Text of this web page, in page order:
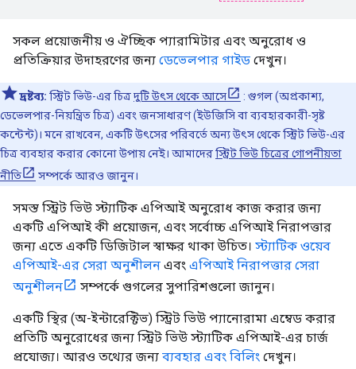
সকল প্রয়োজনীয় ও ঐচ্ছিক প্যারামিটার এবং অনুরোধ ও
প্রতিক্রিয়ার উদাহরণের জন্য ডেভেলপার গাইড দেখুন।
দ্রষ্টব্য: স্ট্রিট ভিউ-এর চিত্রদুটি উৎস থেকে আসে
: গুগল (অপ্রকাশ্য,
ডেভেলপার-নিয়ন্ত্রিত চিত্র) এবং জনসাধারণ (ইউজিসি বা ব্যবহারকারী-সৃষ্ট
কন্টেন্ট)। মনে রাখবেন, একটি উৎসের পরিবর্তে অন্য উৎস থেকে স্ট্রিট ভিউ-এর
চিত্র ব্যবহার করার কোনো উপায় নেই। আমাদেরস্ট্রিট ভিউ চিত্রের গোপনীয়তা
নীতি
সম্পর্কে আরও জানুন।
সমস্ত স্ট্রিট ভিউ স্ট্যাটিক এপিআই অনুরোধ কাজ করার জন্য
একটি এপিআই কী প্রয়োজন, এবং সর্বোচ্চ এপিআই নিরাপত্তার
জন্য এতে একটি ডিজিটাল স্বাক্ষর থাকা উচিত। স্ট্যাটিক ওয়েব
এপিআই-এর সেরা অনুশীলন এবং এপিআই নিরাপত্তার সেরা
অনুশীলন
সম্পর্কে গুগলের সুপারিশগুলো জানুন।
একটি স্থির (অ-ইন্টারেক্টিভ) স্ট্রিট ভিউ প্যানোরামা এম্বেড করার
প্রতিটি অনুরোধের জন্য স্ট্রিট ভিউ স্ট্যাটিক এপিআই-এর চার্জ
প্রযোজ্য। আরও তথ্যের জন্য ব্যবহার এবং বিলিং দেখুন।